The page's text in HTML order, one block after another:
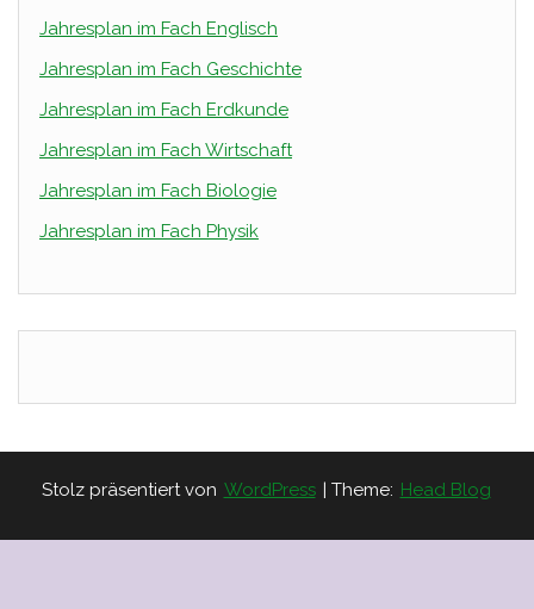
Jahresplan im Fach Englisch
Jahresplan im Fach Geschichte
Jahresplan im Fach Erdkunde
Jahresplan im Fach Wirtschaft
Jahresplan im Fach Biologie
Jahresplan im Fach Physik
Stolz präsentiert von WordPress | Theme: Head Blog